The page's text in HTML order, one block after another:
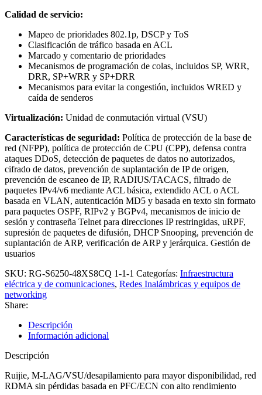
Calidad de servicio:
Mapeo de prioridades 802.1p, DSCP y ToS
Clasificación de tráfico basada en ACL
Marcado y comentario de prioridades
Mecanismos de programación de colas, incluidos SP, WRR,
DRR, SP+WRR y SP+DRR
Mecanismos para evitar la congestión, incluidos WRED y
caída de senderos
Virtualización: Unidad de conmutación virtual (VSU)
Características de seguridad: Política de protección de la base de
red (NFPP), política de protección de CPU (CPP), defensa contra
ataques DDoS, detección de paquetes de datos no autorizados,
cifrado de datos, prevención de suplantación de IP de origen,
prevención de escaneo de IP, RADIUS/TACACS, filtrado de
paquetes IPv4/v6 mediante ACL básica, extendido ACL o ACL
basada en VLAN, autenticación MD5 y basada en texto sin formato
para paquetes OSPF, RIPv2 y BGPv4, mecanismos de inicio de
sesión y contraseña Telnet para direcciones IP restringidas, uRPF,
supresión de paquetes de difusión, DHCP Snooping, prevención de
suplantación de ARP, verificación de ARP y jerárquica. Gestión de
usuarios
SKU: RG-S6250-48XS8CQ 1-1-1 Categorías: Infraestructura
eléctrica y de comunicaciones, Redes Inalámbricas y equipos de
networking
Share:
Descripción
Información adicional
Descripción
Ruijie, M-LAG/VSU/desapilamiento para mayor disponibilidad, red
RDMA sin pérdidas basada en PFC/ECN con alto rendimiento